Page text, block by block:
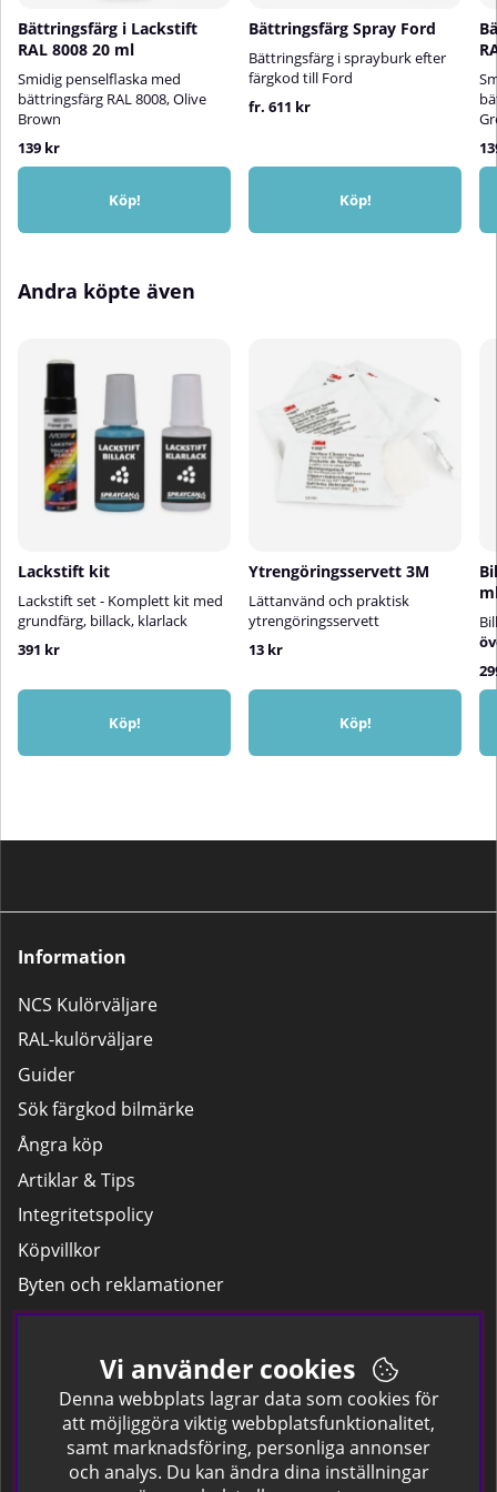
minst 2 minuter före
användningTestspraya för att
kontrollera färg och fästeSpraya i
flera tunna, korslagda lager från
cirka 25 cm avståndSkaka
sprayburken mellan varje
lagerRengör ventilen efter
användning genom att spraya
upp och ner i 5 sekunder⚠️
Applicera inte på syntetiska
färger🎨 Färg på skärm kan
Bättringsfärg i Lackstift
RAL 8008 20 ml
Smidig penselflaska med
bättringsfärg RAL 8008, Olive
Brown
139 kr
Köp!
Bättringsfärg Spray Ford
Bättringsfärg i sprayburk efter
färgkod till Ford
fr. 611 kr
Köp!
Andra köpte även
Lackstift kit
Lackstift set - Komplett kit med
grundfärg, billack, klarlack
391 kr
Köp!
Ytrengöringsservett 3M
Lättanvänd och praktisk
ytrengöringsservett
13 kr
Köp!
Information
NCS Kulörväljare
RAL-kulörväljare
Guider
Sök färgkod bilmärke
Ångra köp
Artiklar & Tips
Integritetspolicy
Köpvillkor
Byten och reklamationer
Leverans
Hitta färgkoden på bilen.
Företagskund
Om oss
Vi använder cookies
Denna webbplats lagrar data som cookies för
att möjliggöra viktig webbplatsfunktionalitet,
samt marknadsföring, personliga annonser
och analys. Du kan ändra dina inställningar